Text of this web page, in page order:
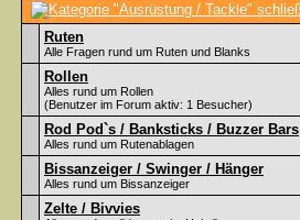
Ruten
Alle Fragen rund um Ruten und Blanks
Rollen
Alles rund um Rollen
(Benutzer im Forum aktiv: 1 Besucher)
Rod Pod`s / Banksticks / Buzzer Bars
Alles rund um Rutenablagen
Bissanzeiger / Swinger / Hänger
Alles rund um Bissanzeiger
Zelte / Bivvies